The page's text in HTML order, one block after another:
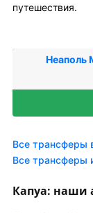
путешествия.
Неаполь
Все трансферы
Все трансферы
Капуа: наши